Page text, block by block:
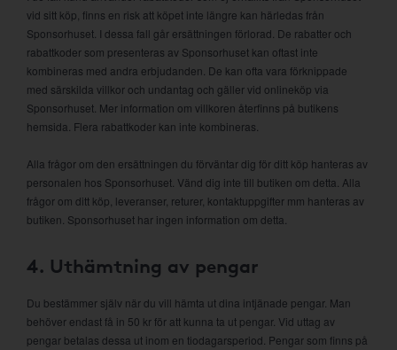
vid sitt köp, finns en risk att köpet inte längre kan härledas från
Sponsorhuset. I dessa fall går ersättningen förlorad. De rabatter och
rabattkoder som presenteras av Sponsorhuset kan oftast inte
kombineras med andra erbjudanden. De kan ofta vara förknippade
med särskilda villkor och undantag och gäller vid onlineköp via
Sponsorhuset. Mer information om villkoren återfinns på butikens
hemsida. Flera rabattkoder kan inte kombineras.
Alla frågor om den ersättningen du förväntar dig för ditt köp hanteras av
personalen hos Sponsorhuset. Vänd dig inte till butiken om detta. Alla
frågor om ditt köp, leveranser, returer, kontaktuppgifter mm hanteras av
butiken. Sponsorhuset har ingen information om detta.
4. Uthämtning av pengar
Du bestämmer själv när du vill hämta ut dina intjänade pengar. Man
behöver endast få in 50 kr för att kunna ta ut pengar. Vid uttag av
pengar betalas dessa ut inom en tiodagarsperiod. Pengar som finns på